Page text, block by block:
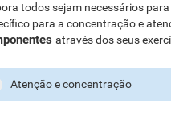
todos sejam necessários
para a concentração e
através dos seus
Atenção e concentração